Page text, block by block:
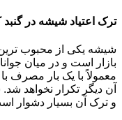
ترک اعتیاد شیشه در
شیشه یکی از محبوب
بازار است و در میان
معمولاً با یک بار مصرف
آن دیگر تکرار نخواهد
و ترک آن بسیار دشوار